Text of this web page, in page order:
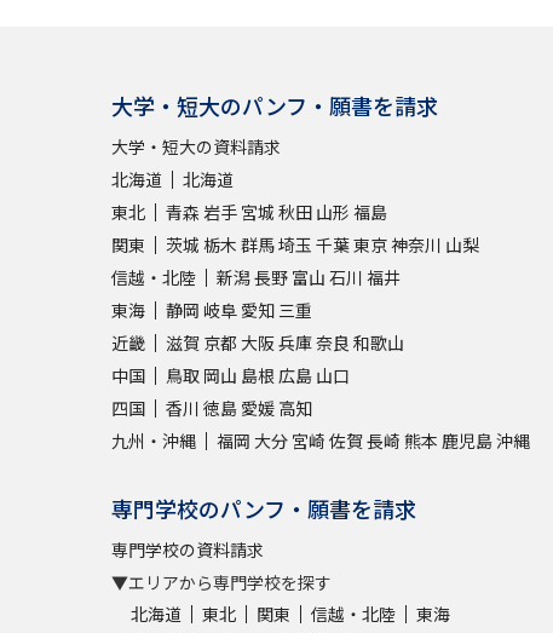
大学・短大のパンフ・願書を請求
大学・短大の資料請求
北海道
北海道
東北
青森 岩手 宮城 秋田 山形 福島
関東
茨城 栃木 群馬埼玉 千葉東京神奈川 山梨
信越・北陸
新潟長野 富山 石川 福井
東海
静岡 岐阜 愛知 三重
近畿
滋賀 京都 大阪兵庫奈良 和歌山
中国
鳥取 岡山 島根 広島 山口
四国
香川 徳島 愛媛 高知
九州・沖縄
福岡 大分 宮崎 佐賀 長崎 熊本 鹿児島沖縄
専門学校のパンフ・願書を請求
専門学校の資料請求
▼エリアから専門学校を探す
北海道
東北 関東 信越・北陸
東海